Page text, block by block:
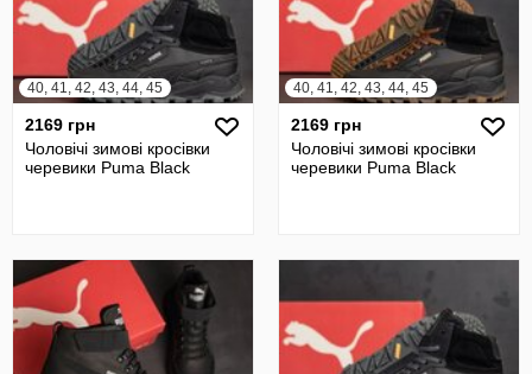
40, 41, 42, 43, 44, 45
2169 грн
Чоловічі зимові кросівки
черевики Puma Black
40, 41, 42, 43, 44, 45
2169 грн
Чоловічі зимові кросівки
черевики Puma Black